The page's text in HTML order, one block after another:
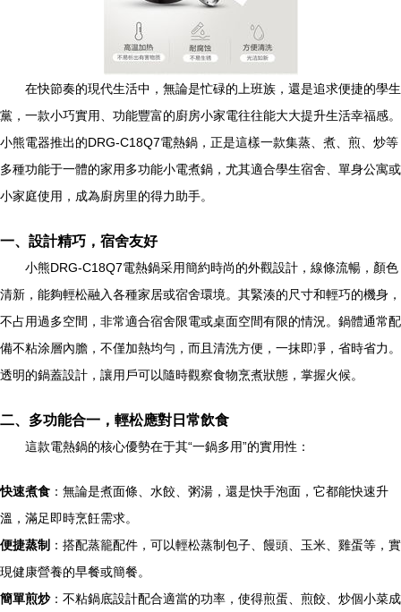
在快節奏的現代生活中，無論是忙碌的上班族，還是追求便捷的學生
黨，一款小巧實用、功能豐富的廚房小家電往往能大大提升生活幸福感。
小熊電器推出的DRG-C18Q7電熱鍋，正是這樣一款集蒸、煮、煎、炒等
多種功能于一體的家用多功能小電煮鍋，尤其適合學生宿舍、單身公寓或
小家庭使用，成為廚房里的得力助手。
一、設計精巧，宿舍友好
小熊DRG-C18Q7電熱鍋采用簡約時尚的外觀設計，線條流暢，顏色
清新，能夠輕松融入各種家居或宿舍環境。其緊湊的尺寸和輕巧的機身，
不占用過多空間，非常適合宿舍限電或桌面空間有限的情況。鍋體通常配
備不粘涂層內膽，不僅加熱均勻，而且清洗方便，一抹即凈，省時省力。
透明的鍋蓋設計，讓用戶可以隨時觀察食物烹煮狀態，掌握火候。
二、多功能合一，輕松應對日常飲食
這款電熱鍋的核心優勢在于其“一鍋多用”的實用性：
快速煮食 ：無論是煮面條、水餃、粥湯，還是快手泡面，它都能快速升
溫，滿足即時烹飪需求。
便捷蒸制 ：搭配蒸籠配件，可以輕松蒸制包子、饅頭、玉米、雞蛋等，實
現健康營養的早餐或簡餐。
簡單煎炒：不粘鍋底設計配合適當的功率，使得煎蛋、煎餃、炒個小菜成